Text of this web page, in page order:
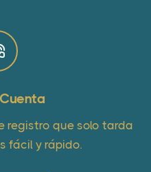
registro que solo tarda
fácil y rápido.